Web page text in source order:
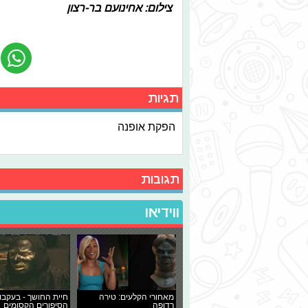
צילום: אחינועם בר-רצון
תגיות
הפקת אופנה
תגובות
ווידיאו
מאחורי הקלעים: טירה
רדופה
חיית החושך -
הסיפורים הקסומים